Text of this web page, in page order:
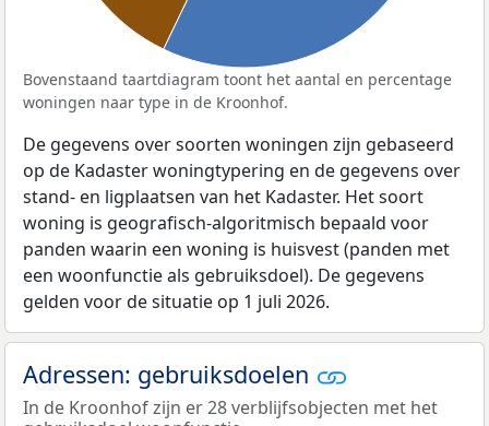
Bovenstaand taartdiagram toont het aantal en percentage
woningen naar type in de Kroonhof.
De gegevens over soorten woningen zijn gebaseerd
op de Kadaster woningtypering en de gegevens over
stand- en ligplaatsen van het Kadaster. Het soort
woning is geografisch-algoritmisch bepaald voor
panden waarin een woning is huisvest (panden met
een woonfunctie als gebruiksdoel). De gegevens
gelden voor de situatie op 1 juli 2026.
Adressen: gebruiksdoelen
In de Kroonhof zijn er 28 verblijfsobjecten met het